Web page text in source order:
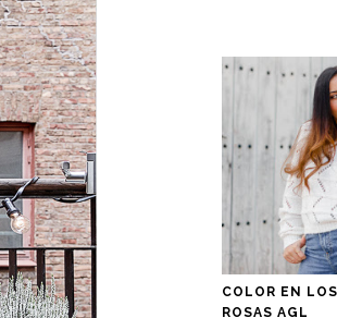
COLOR EN
ROSAS AGL